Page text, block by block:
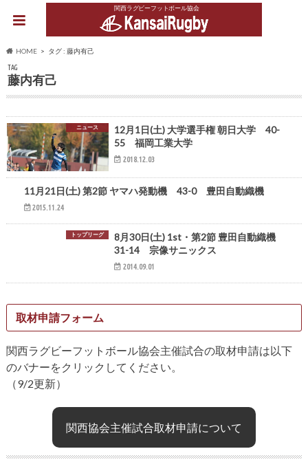
関西ラグビーフットボール協会
HOME タグ : 藤内有己
TAG
藤内有己
ニュース
12月1日(土) 大学選手権 朝日大学 40-
55 福岡工業大学
2018.12.03
トップリーグ
11月21日(土) 第2節 ヤマハ発動機 43-0 豊田自動織機
2015.11.24
トップリーグ
8月30日(土) 1st・第2節 豊田自動織機
31-14 宗像サニックス
2014.09.01
取材申請フォーム
関西ラグビーフットボール協会主催試合の取材申請は以下
のバナーをクリックしてください。
（9/2更新）
関西協会主催試合取材申請について